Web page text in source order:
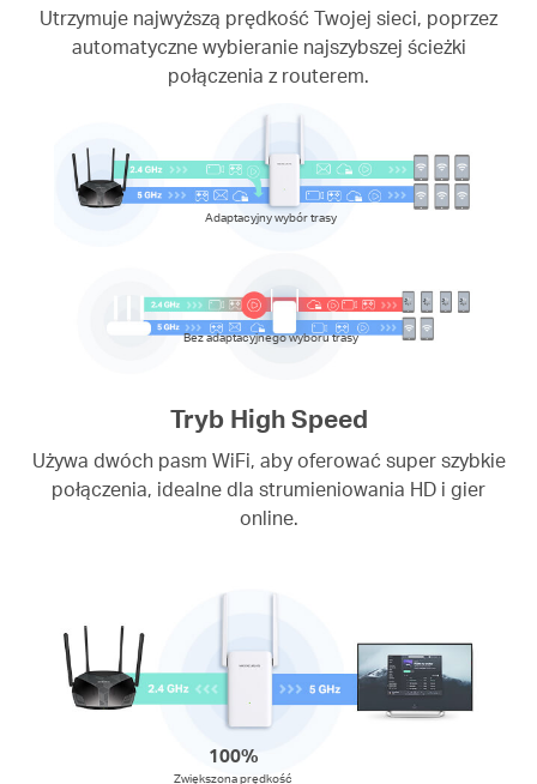
Utrzymuje najwyższą prędkość Twojej sieci, poprzez
automatyczne wybieranie najszybszej ścieżki
połączenia z routerem.
Adaptacyjny wybór trasy
Bez adaptacyjnego wyboru trasy
Tryb High Speed
Używa dwóch pasm WiFi, aby oferować super szybkie
połączenia, idealne dla strumieniowania HD i gier
online.
100%
Zwiększona prędkość